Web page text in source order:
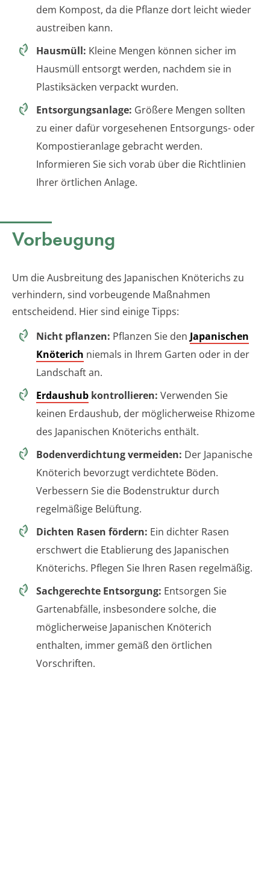
dem Kompost, da die Pflanze dort leicht wieder
austreiben kann.
Hausmüll: Kleine Mengen können sicher im
Hausmüll entsorgt werden, nachdem sie in
Plastiksäcken verpackt wurden.
Entsorgungsanlage: Größere Mengen sollten
zu einer dafür vorgesehenen Entsorgungs- oder
Kompostieranlage gebracht werden.
Informieren Sie sich vorab über die Richtlinien
Ihrer örtlichen Anlage.
Vorbeugung
Um die Ausbreitung des Japanischen Knöterichs zu
verhindern, sind vorbeugende Maßnahmen
entscheidend. Hier sind einige Tipps:
Nicht pflanzen: Pflanzen Sie den Japanischen
Knöterich niemals in Ihrem Garten oder in der
Landschaft an.
Erdaushub kontrollieren: Verwenden Sie
keinen Erdaushub, der möglicherweise Rhizome
des Japanischen Knöterichs enthält.
Bodenverdichtung vermeiden: Der Japanische
Knöterich bevorzugt verdichtete Böden.
Verbessern Sie die Bodenstruktur durch
regelmäßige Belüftung.
Dichten Rasen fördern: Ein dichter Rasen
erschwert die Etablierung des Japanischen
Knöterichs. Pflegen Sie Ihren Rasen regelmäßig.
Sachgerechte Entsorgung: Entsorgen Sie
Gartenabfälle, insbesondere solche, die
möglicherweise Japanischen Knöterich
enthalten, immer gemäß den örtlichen
Vorschriften.